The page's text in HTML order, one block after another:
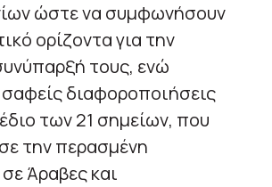
ώστε να συμφωνήσουν
ορίζοντα για την
τους, ενώ
διαφοροποιήσεις
των 21 σημείων, που
την περασμένη
Άραβες και